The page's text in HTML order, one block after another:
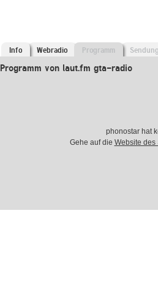
Info Webradio Programm
Programm von laut.fm gta-radio
phonostar hat
Gehe auf die Website des